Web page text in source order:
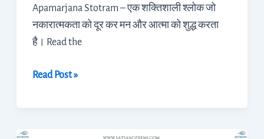
Apamarjana Stotram – एक शक्तिशाली श्लोक जो
नकारात्मकता को दूर कर मन और आत्मा को शुद्ध करता
है। Read the
Read Post »